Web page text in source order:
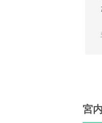
宮